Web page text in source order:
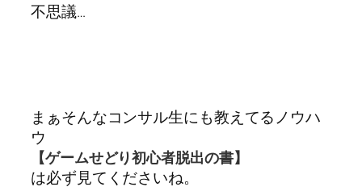
不思議…
まぁそんなコンサル生にも教えてるノウハ
ウ
【ゲームせどり初心者脱出の書】
は必ず見てくださいね。